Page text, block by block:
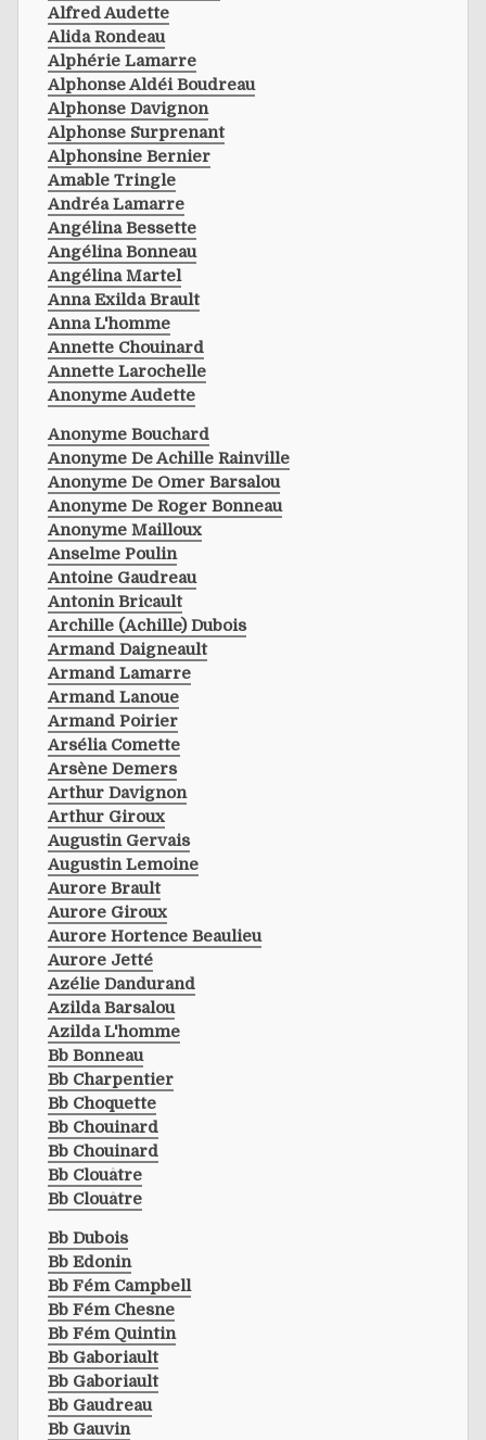
Alfred Audette
Alida Rondeau
Alphérie Lamarre
Alphonse Aldéi Boudreau
Alphonse Davignon
Alphonse Surprenant
Alphonsine Bernier
Amable Tringle
Andréa Lamarre
Angélina Bessette
Angélina Bonneau
Angélina Martel
Anna Exilda Brault
Anna L'homme
Annette Chouinard
Annette Larochelle
Anonyme Audette
Anonyme Bouchard
Anonyme De Achille Rainville
Anonyme De Omer Barsalou
Anonyme De Roger Bonneau
Anonyme Mailloux
Anselme Poulin
Antoine Gaudreau
Antonin Bricault
Archille (achille) Dubois
Armand Daigneault
Armand Lamarre
Armand Lanoue
Armand Poirier
Arsélia Comette
Arsène Demers
Arthur Davignon
Arthur Giroux
Augustin Gervais
Augustin Lemoine
Aurore Brault
Aurore Giroux
Aurore Hortence Beaulieu
Aurore Jetté
Azélie Dandurand
Azilda Barsalou
Azilda L'homme
Bb Bonneau
Bb Charpentier
Bb Choquette
Bb Chouinard
Bb Chouinard
Bb Clouâtre
Bb Clouâtre
Bb Dubois
Bb Edonin
Bb Fém Campbell
Bb Fém Chesne
Bb Fém Quintin
Bb Gaboriault
Bb Gaboriault
Bb Gaudreau
Bb Gauvin